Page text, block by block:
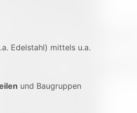
Edelstahl) mittels u.a.
und Baugruppen